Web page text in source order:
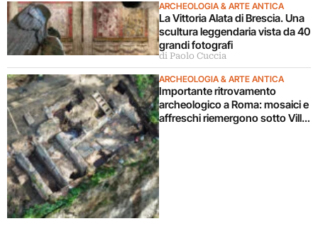
ARCHEOLOGIA & ARTE ANTICA
La Vittoria Alata di Brescia. Una
scultura leggendaria vista da 40
grandi fotografi
di Paolo Cuccia
ARCHEOLOGIA & ARTE ANTICA
Importante ritrovamento
archeologico a Roma: mosaici e
affreschi riemergono sotto Villa